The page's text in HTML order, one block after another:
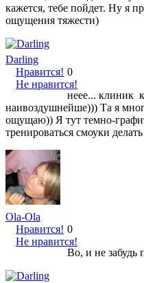
кажется, тебе пойдет. Ну я
ощущения тяжести)
Darling
Нравится!
Не нравится!
0
неее... клиник
наивоздушнейше))) Та я
ощущаю)) Я тут темно-
тренироваться смоуки
Ola-Ola
Нравится!
Не нравится!
0
Во, и не забудь